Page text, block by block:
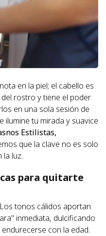
en la piel; el cabello es
rostro y tiene el poder
en una sola sesión de
ilumine tu mirada y suavice
Estilistas,
que la clave no es solo
la luz.
para quitarte
Los tonos cálidos aportan
inmediata, dulcificando
con la edad.